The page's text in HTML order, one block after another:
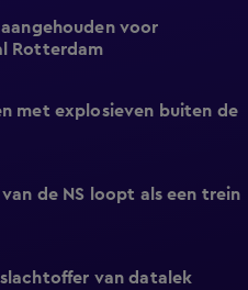
voor
Rotterdam
met explosieven buiten de
de NS loopt als een trein
van datalek